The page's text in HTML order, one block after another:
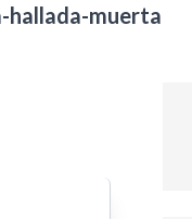
hallada-muerta